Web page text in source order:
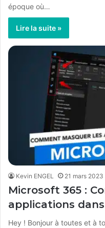
époque où…
Lire la suite »
Kevin ENGEL 21 mars 2023
Microsoft 365 :
applications
Hey ! Bonjour à toutes et à